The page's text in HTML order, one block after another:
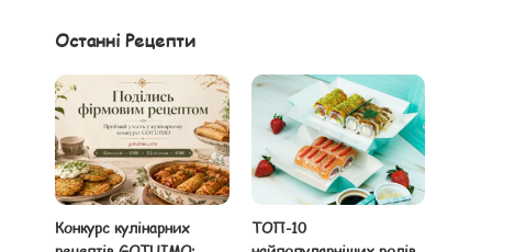
Останні Рецепти
Конкурс кулінарних
ТОП-10